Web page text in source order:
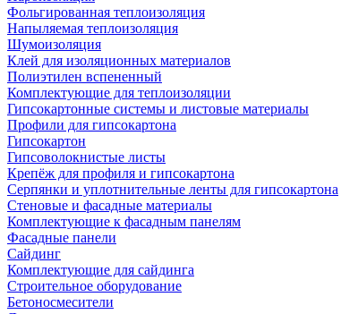
Фольгированная теплоизоляция
Напыляемая теплоизоляция
Шумоизоляция
Клей для изоляционных материалов
Полиэтилен вспененный
Комплектующие для теплоизоляции
Гипсокартонные системы и листовые материалы
Профили для гипсокартона
Гипсокартон
Гипсоволокнистые листы
Крепёж для профиля и гипсокартона
Серпянки и уплотнительные ленты для гипсокартона
Стеновые и фасадные материалы
Комплектующие к фасадным панелям
Фасадные панели
Сайдинг
Комплектующие для сайдинга
Строительное оборудование
Бетоносмесители